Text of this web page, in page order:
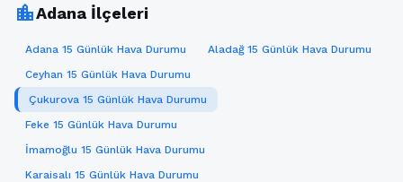
location_cityAdana İlçeleri
Adana 15 Günlük Hava Durumu
Aladağ 15 Günlük Hava Durumu
Ceyhan 15 Günlük Hava Durumu
Çukurova 15 Günlük Hava Durumu
Feke 15 Günlük Hava Durumu
İmamoğlu 15 Günlük Hava Durumu
Karaisalı 15 Günlük Hava Durumu